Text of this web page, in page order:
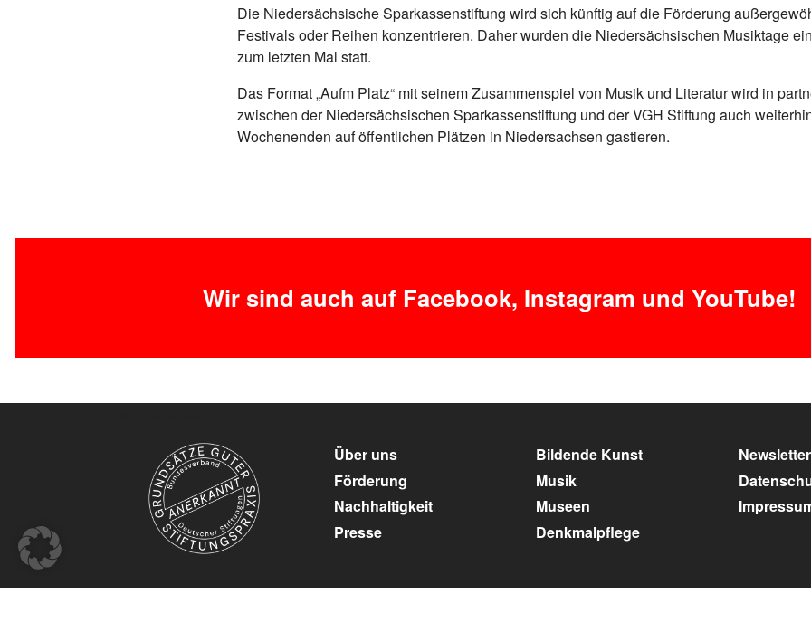
Die Niedersächsische Sparkassenstiftung wird sich künftig auf die Förderung
Festivals oder Reihen konzentrieren. Daher wurden die Niedersächsischen Musiktage
zum letzten Mal statt.
Das Format „Aufm Platz“ mit seinem Zusammenspiel von Musik und Literatur wird in
zwischen der Niedersächsischen Sparkassenstiftung und der VGH Stiftung auch
Wochenenden auf öffentlichen Plätzen in Niedersachsen gastieren.
Wir sind auch auf Facebook, Instagram und YouTube!
Über uns
Förderung
Nachhaltigkeit
Presse
Bildende Kunst
Musik
Museen
Denkmalpflege
Newsletter